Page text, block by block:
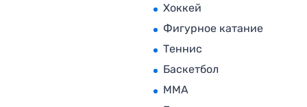
Хоккей
Фигурное катание
Теннис
Баскетбол
MMA